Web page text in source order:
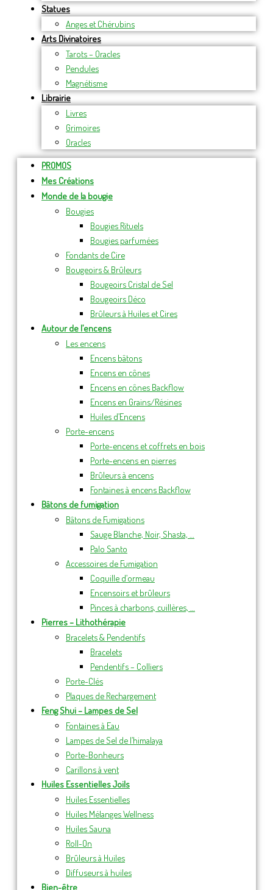
Statues
Anges et Chérubins
Arts Divinatoires
Tarots – Oracles
Pendules
Magnétisme
Librairie
Livres
Grimoires
Oracles
PROMOS
Mes Créations
Monde de la bougie
Bougies
Bougies Rituels
Bougies parfumées
Fondants de Cire
Bougeoirs & Brûleurs
Bougeoirs Cristal de Sel
Bougeoirs Déco
Brûleurs à Huiles et Cires
Autour de l’encens
Les encens
Encens bâtons
Encens en cônes
Encens en cônes Backflow
Encens en Grains/Résines
Huiles d’Encens
Porte-encens
Porte-encens et coffrets en bois
Porte-encens en pierres
Brûleurs à encens
Fontaines à encens Backflow
Bâtons de fumigation
Bâtons de Fumigations
Sauge Blanche, Noir, Shasta, …
Palo Santo
Accessoires de Fumigation
Coquille d’ormeau
Encensoirs et brûleurs
Pinces à charbons, cuillères, …
Pierres – Lithothérapie
Bracelets & Pendentifs
Bracelets
Pendentifs – Colliers
Porte-Clés
Plaques de Rechargement
Feng Shui – Lampes de Sel
Fontaines à Eau
Lampes de Sel de l’himalaya
Porte-Bonheurs
Carillons à vent
Huiles Essentielles Joils
Huiles Essentielles
Huiles Mélanges Wellness
Huiles Sauna
Roll-On
Brûleurs à Huiles
Diffuseurs à huiles
Bien-être